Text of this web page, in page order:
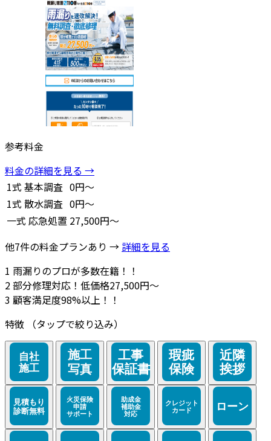
参考料金
料金の詳細を見る →
1式 基本調査 0円～
1式 散水調査 0円～
一式 応急処置 27,500円～
他7件の料金プランあり → 詳細を見る
1 雨漏りのプロが多数在籍！！
2部分修理対応！低価格27,500円～
3 顧客満足度98%以上！！
特徴
（タップで絞り込み）